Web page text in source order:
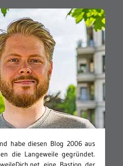
habe diesen Blog 2006 aus
die Langeweile gegründet.